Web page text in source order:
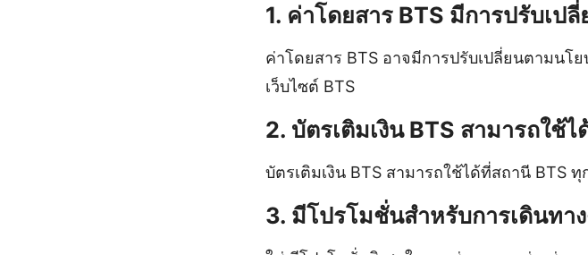
1. ค่าโดยสาร BTS มีการปรับเป
ค่าโดยสาร BTS อาจมีการปรับเปลี่ยนตามน
เว็บไซต์ BTS
2. บัตรเติมเงิน BTS สามารถใช้
บัตรเติมเงิน BTS สามารถใช้ได้ที่สถานี BTS
3. มีโปรโมชั่นสำหรับการเดินทา